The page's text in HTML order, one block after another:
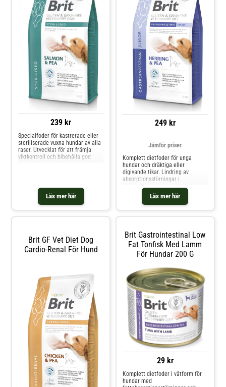
239 kr
Läs mer här
Specialfoder för kastrerade eller
steriliserade vuxna hundar av alla
raser. Utvecklat för att främja
viktkontroll och bibehålla god
örter och frukter som nässla,
tranbär och grön
249 kr
Läs mer här
Jämför priser
Komplett dietfoder för unga
hundar och dräktiga eller
digivande tikar. Lindring av
absorptionsstörningar i
dålig matsmältning.
Sammansättning: Torkad sill (33
%), ärtor (26 %), insektsfett (16 %),
Brit GF Vet Diet Dog
Cardio-Renal För Hund
Brit Gastrointestinal Low
Fat Tonfisk Med Lamm
För Hundar 200 G
29 kr
Komplett dietfoder i våtform för
hundar med